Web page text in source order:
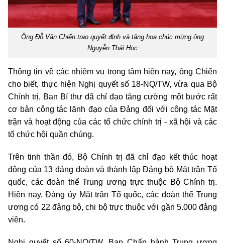
Ông Đỗ Văn Chiến trao quyết định và tặng hoa chúc mừng ông
Nguyễn Thái Học
Thông tin về các nhiệm vụ trọng tâm hiện nay, ông Chiến
cho biết, thực hiện Nghị quyết số 18-NQ/TW, vừa qua Bộ
Chính trị, Ban Bí thư đã chỉ đạo tăng cường một bước rất
cơ bản công tác lãnh đạo của Đảng đối với công tác Mặt
trận và hoạt động của các tổ chức chính trị - xã hội và các
tổ chức hội quần chúng.
Trên tinh thần đó, Bộ Chính trị đã chỉ đạo kết thúc hoạt
động của 13 đảng đoàn và thành lập Đảng bộ Mặt trận Tổ
quốc, các đoàn thể Trung ương trực thuộc Bộ Chính trị.
Hiện nay, Đảng ủy Mặt trận Tổ quốc, các đoàn thể Trung
ương có 22 đảng bộ, chi bộ trực thuộc với gần 5.000 đảng
viên.